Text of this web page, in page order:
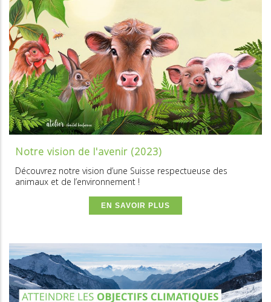
Notre vision de l'avenir (2023)
Découvrez notre vision d’une Suisse respectueuse des
animaux et de l’environnement !
EN SAVOIR PLUS